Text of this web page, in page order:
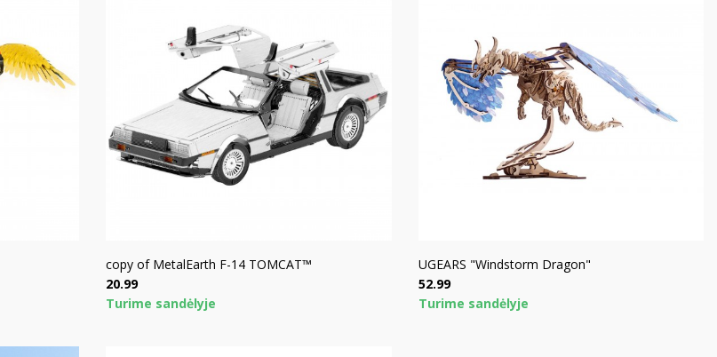
copy of MetalEarth F-14 TOMCAT™
Price
20.99
Turime sandėlyje
UGEARS "Windstorm Dragon"
Price
52.99
Turime sandėlyje